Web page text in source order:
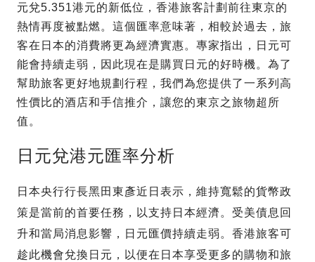
元兌5.351港元的新低位，香港旅客計劃前往東京的
熱情再度被點燃。這個匯率意味著，相較於過去，旅
客在日本的消費將更為經濟實惠。專家指出，日元可
能會持續走弱，因此現在是購買日元的好時機。為了
幫助旅客更好地規劃行程，我們為您提供了一系列高
性價比的酒店和手信推介，讓您的東京之旅物超所
值。
日元兌港元匯率分析
日本央行行長黑田東彥近日表示，維持寬鬆的貨幣政
策是當前的首要任務，以支持日本經濟。受美債息回
升和當局消息影響，日元匯價持續走弱。香港旅客可
趁此機會兌換日元，以便在日本享受更多的購物和旅